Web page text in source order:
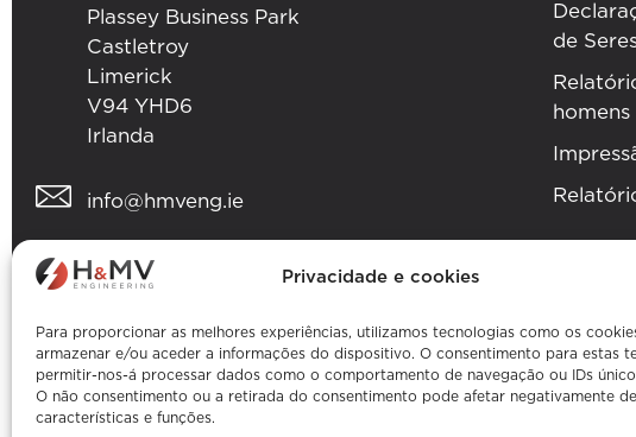
Privacidade e cookies
Para proporcionar as melhores experiências, utilizamos tecnologias como os
armazenar e/ou aceder a informações do dispositivo. O consentimento para estas
permitir-nos-á processar dados como o comportamento de navegação ou IDs
O não consentimento ou a retirada do consentimento pode afetar negativamente
características e funções.
Plassey Business Park
Castletroy
Limerick
V94 YHD6
Irlanda
info@hmveng.ie
+353 (0) 61 357 496
de
homens